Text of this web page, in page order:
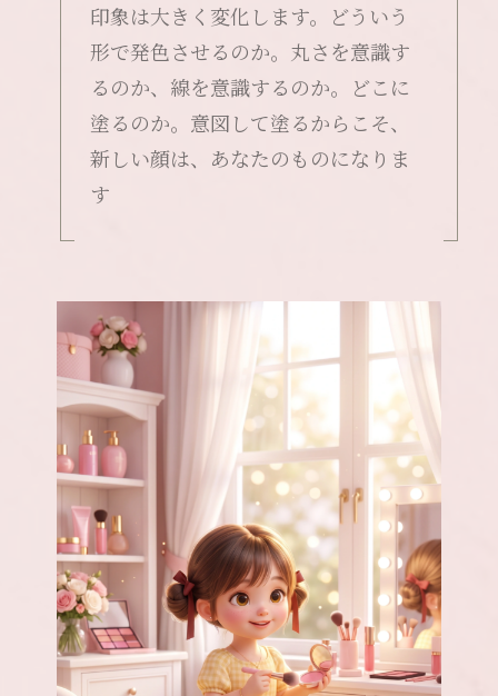
印象は大きく変化します。どういう
形で発色させるのか。丸さを意識す
るのか、線を意識するのか。どこに
塗るのか。意図して塗るからこそ、
新しい顔は、あなたのものになりま
す